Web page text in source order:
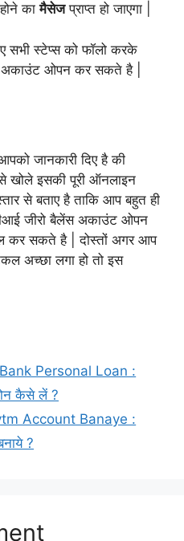
कामैसेजप्राप्त हो जाएगा |
सभी स्टेप्स को फॉलो करके
अकाउंट ओपन कर सकते है |
जानकारी दिए है की
खोले इसकी पूरी ऑनलाइन
से बताए है ताकि आप बहुत ही
जीरो बैलेंस अकाउंट ओपन
कर सकते है | दोस्तों अगर आप
अच्छा लगा हो तो इस
Personal Loan :
कैसे लें ?
Account Banaye :
?